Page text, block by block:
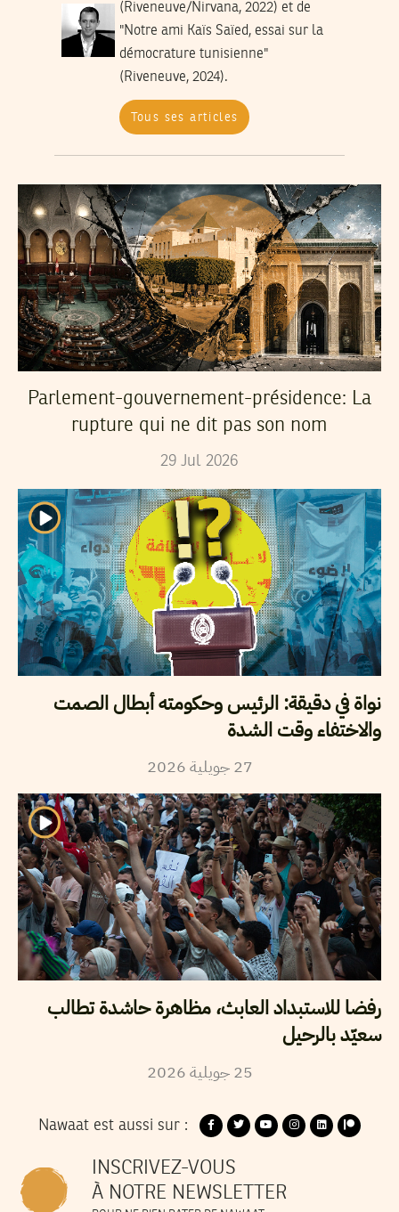
(Riveneuve/Nirvana, 2022) et de
"Notre ami Kaïs Saïed, essai sur la
démocrature tunisienne"
(Riveneuve, 2024).
Tous ses articles
Parlement-gouvernement-présidence: La
rupture qui ne dit pas son nom
29 Jul 2026
نواة في دقيقة: الرئيس وحكومته أبطال الصمت
والاختفاء وقت الشدة
27 جويلية2026
رفضا للاستبداد العابث، مظاهرة حاشدة تطالب
سعيّد بالرحيل
25 جويلية2026
Nawaat est aussi sur :
INSCRIVEZ-VOUS
À NOTRE NEWSLETTER